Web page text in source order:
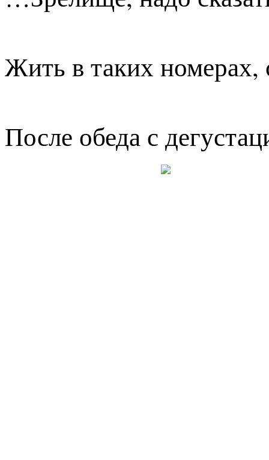
Жить в таких номерах,
После обеда с